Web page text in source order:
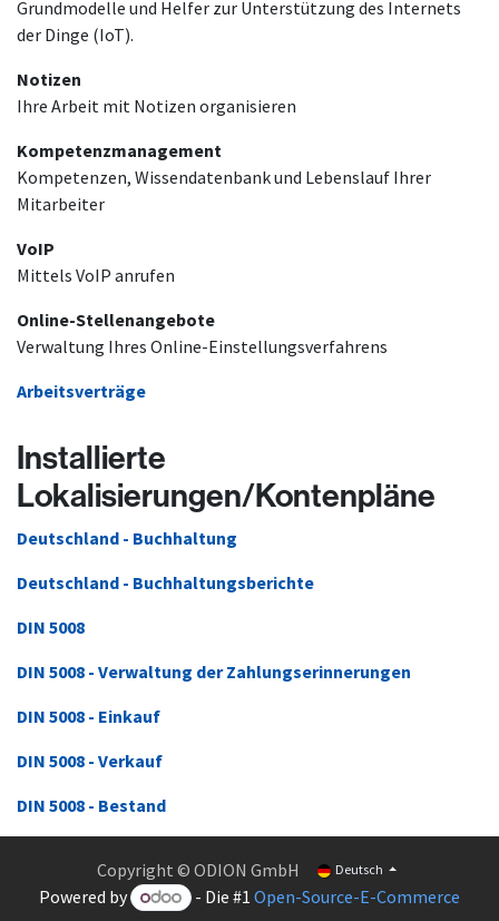
Grundmodelle und Helfer zur Unterstützung des Internets
der Dinge (IoT).
Notizen
Ihre Arbeit mit Notizen organisieren
Kompetenzmanagement
Kompetenzen, Wissendatenbank und Lebenslauf Ihrer
Mitarbeiter
VoIP
Mittels VoIP anrufen
Online-Stellenangebote
Verwaltung Ihres Online-Einstellungsverfahrens
Arbeitsverträge
Installierte
Lokalisierungen/Kontenpläne
Deutschland - Buchhaltung
Deutschland - Buchhaltungsberichte
DIN 5008
DIN 5008 - Verwaltung der Zahlungserinnerungen
DIN 5008 - Einkauf
DIN 5008 - Verkauf
DIN 5008 - Bestand
Copyright © ODION GmbH Deutsch
Powered by - Die #1 Open-Source-E-Commerce